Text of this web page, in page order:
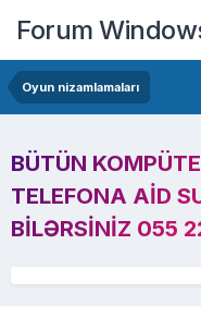
Forum
Oyun nizamlamaları
BÜTÜN
TELEFONA AID
BILƏRSINIZ 055